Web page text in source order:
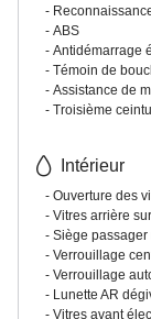
ABS
Antidémarrage
Témoin de
Assistance de
Troisième
Intérieur
Ouverture des
Vitres arrière
Siège
Verrouillage
Verrouillage
Lunette AR
Vitres avant